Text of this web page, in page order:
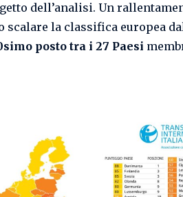
dell’analisi. Un
la classifica europea
posto tra i 27 Paesi